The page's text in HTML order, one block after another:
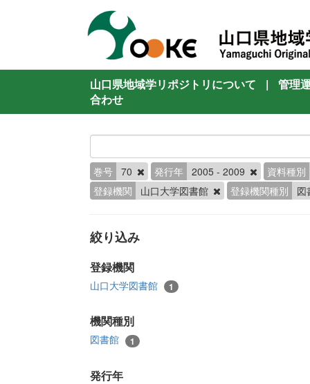
山口県地域学リポジトリについて |
管理
合わせ
巻号 70 発行年 2005 - 2009
資料種別
登録機関
山口大学図書館 登録機関種別
絞り込み
登録機関
山口大学図書館 1
機関種別
図書館 1
発行年